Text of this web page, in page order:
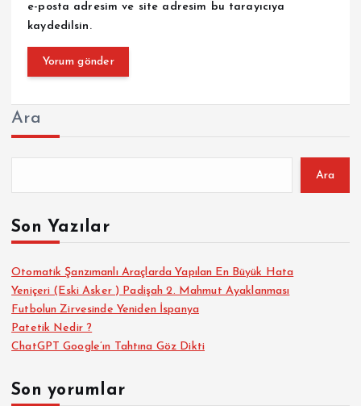
e-posta adresim ve site adresim bu tarayıcıya
kaydedilsin.
Ara
Ara
Son Yazılar
Otomatik Şanzımanlı Araçlarda Yapılan En Büyük Hata
Yeniçeri (Eski Asker ) Padişah 2. Mahmut Ayaklanması
Futbolun Zirvesinde Yeniden İspanya
Patetik Nedir ?
ChatGPT Google’ın Tahtına Göz Dikti
Son yorumlar